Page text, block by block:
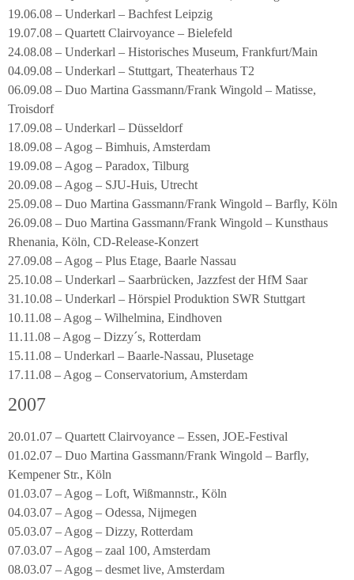
19.06.08 – Underkarl – Bachfest Leipzig
19.07.08 – Quartett Clairvoyance – Bielefeld
24.08.08 – Underkarl – Historisches Museum, Frankfurt/Main
04.09.08 – Underkarl – Stuttgart, Theaterhaus T2
06.09.08 – Duo Martina Gassmann/Frank Wingold – Matisse,
Troisdorf
17.09.08 – Underkarl – Düsseldorf
18.09.08 – Agog – Bimhuis, Amsterdam
19.09.08 – Agog – Paradox, Tilburg
20.09.08 – Agog – SJU-Huis, Utrecht
25.09.08 – Duo Martina Gassmann/Frank Wingold – Barfly, Köln
26.09.08 – Duo Martina Gassmann/Frank Wingold – Kunsthaus
Rhenania, Köln, CD-Release-Konzert
27.09.08 – Agog – Plus Etage, Baarle Nassau
25.10.08 – Underkarl – Saarbrücken, Jazzfest der HfM Saar
31.10.08 – Underkarl – Hörspiel Produktion SWR Stuttgart
10.11.08 – Agog – Wilhelmina, Eindhoven
11.11.08 – Agog – Dizzy´s, Rotterdam
15.11.08 – Underkarl – Baarle-Nassau, Plusetage
17.11.08 – Agog – Conservatorium, Amsterdam
2007
20.01.07 – Quartett Clairvoyance – Essen, JOE-Festival
01.02.07 – Duo Martina Gassmann/Frank Wingold – Barfly,
Kempener Str., Köln
01.03.07 – Agog – Loft, Wißmannstr., Köln
04.03.07 – Agog – Odessa, Nijmegen
05.03.07 – Agog – Dizzy, Rotterdam
07.03.07 – Agog – zaal 100, Amsterdam
08.03.07 – Agog – desmet live, Amsterdam